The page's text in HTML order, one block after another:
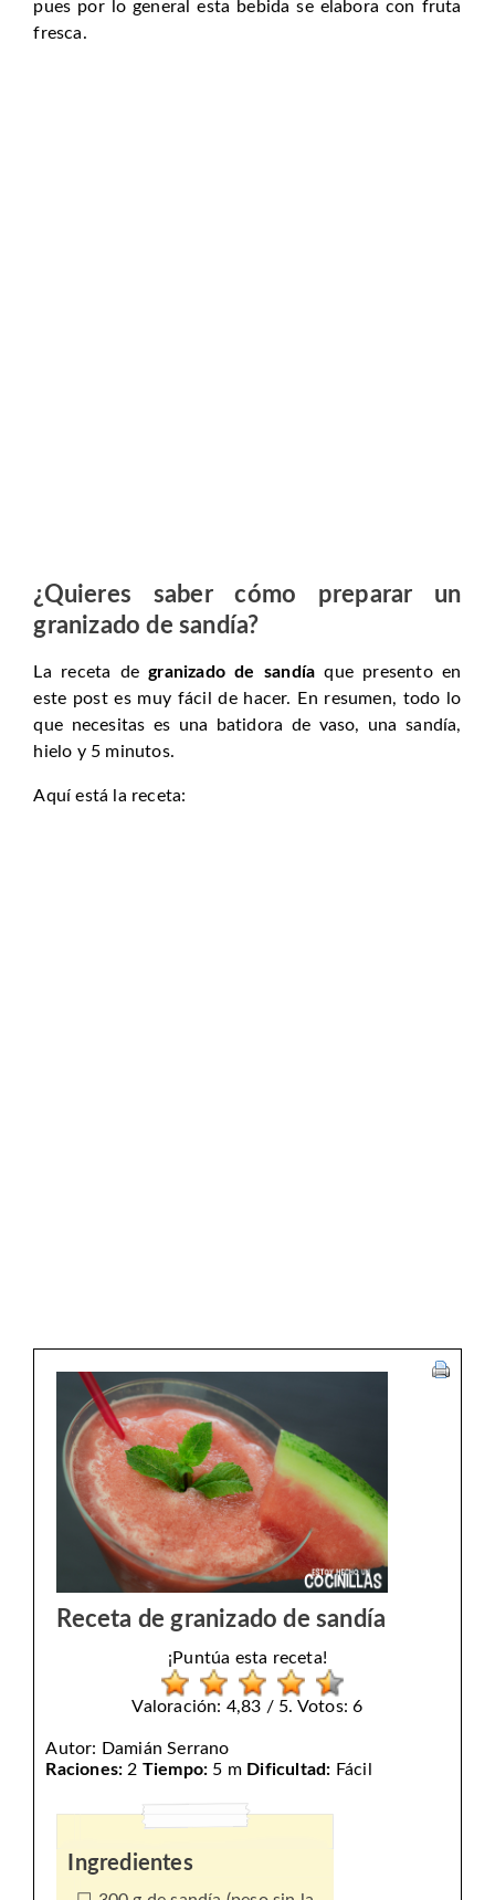
pues por lo general esta bebida se elabora con fruta
fresca.
¿Quieres saber cómo preparar un
granizado de sandía?
La receta degranizado de sandía que presento en
este post es muy fácil de hacer. En resumen, todo lo
que necesitas es una batidora de vaso, una sandía,
hielo y 5 minutos.
Aquí está la receta:
Receta de granizado de sandía
¡Puntúa esta receta!
Valoración: 4,83 / 5. Votos: 6
Autor: Damián Serrano
Raciones: 2 Tiempo: 5 m Dificultad: Fácil
Ingredientes